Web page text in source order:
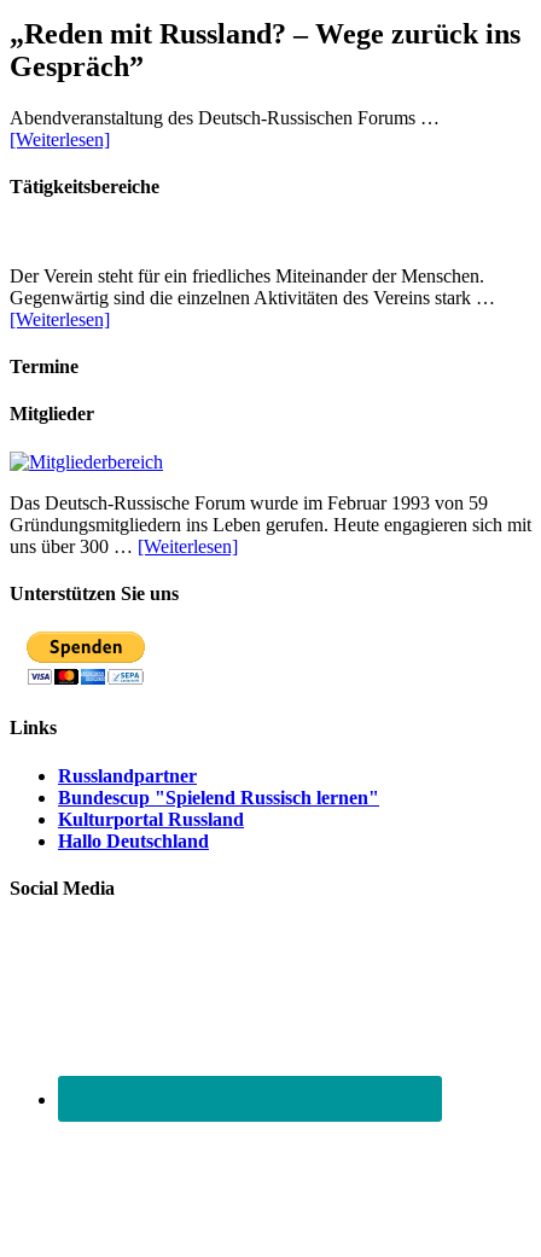
„Reden mit Russland? – Wege zurück ins
Gespräch”
Abendveranstaltung des Deutsch-Russischen Forums …
[Weiterlesen]
Tätigkeitsbereiche
Der Verein steht für ein friedliches Miteinander der Menschen.
Gegenwärtig sind die einzelnen Aktivitäten des Vereins stark …
[Weiterlesen]
Termine
Mitglieder
Das Deutsch-Russische Forum wurde im Februar 1993 von 59
Gründungsmitgliedern ins Leben gerufen. Heute engagieren sich mit
uns über 300 … [Weiterlesen]
Unterstützen Sie uns
Links
Russlandpartner
Bundescup "Spielend Russisch lernen"
Kulturportal Russland
Hallo Deutschland
Social Media